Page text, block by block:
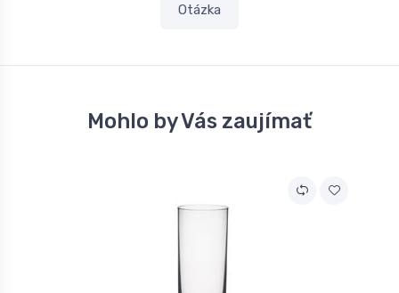
Otázka
Mohlo by Vás zaujímať